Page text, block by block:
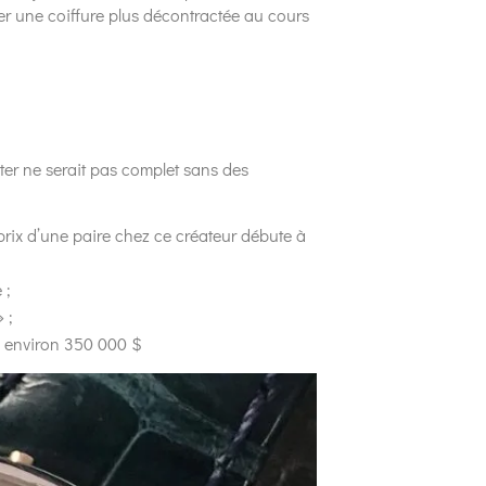
une coiffure plus décontractée au cours
ne serait pas complet sans des
d’une paire chez ce créateur débute à
;
;
350 000 $